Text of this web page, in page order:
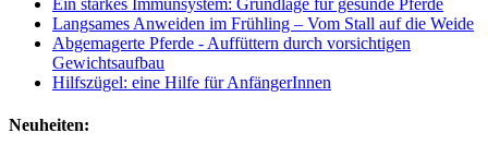
Ein starkes Immunsystem: Grundlage für gesunde Pferde
Langsames Anweiden im Frühling – Vom Stall auf die Weide
Abgemagerte Pferde - Auffüttern durch vorsichtigen
Gewichtsaufbau
Hilfszügel: eine Hilfe für AnfängerInnen
Neuheiten: